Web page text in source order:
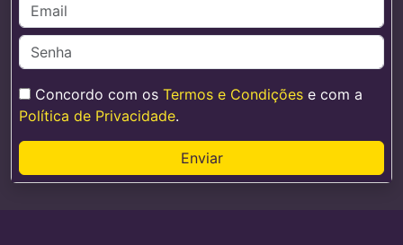
Concordo com os Termos e Condições e com a
Política de Privacidade.
Enviar